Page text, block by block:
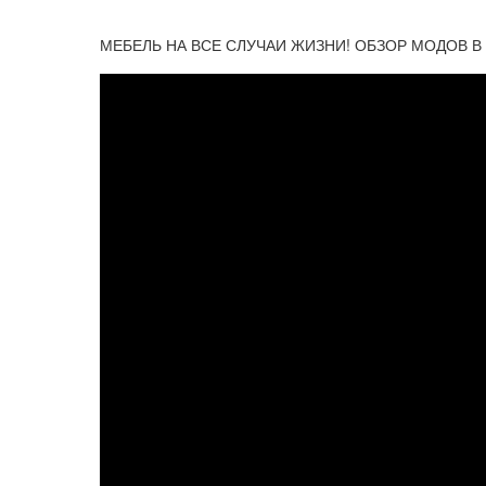
МЕБЕЛЬ НА ВСЕ СЛУЧАИ ЖИЗНИ! ОБЗОР МОДОВ